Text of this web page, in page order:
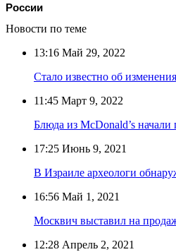
России
Новости по теме
13:16 Май 29, 2022
Стало известно об
11:45 Март 9, 2022
Блюда из McDonald’s
17:25 Июнь 9, 2021
В Израиле археологи
16:56 Май 1, 2021
Москвич выставил на
12:28 Апрель 2, 2021